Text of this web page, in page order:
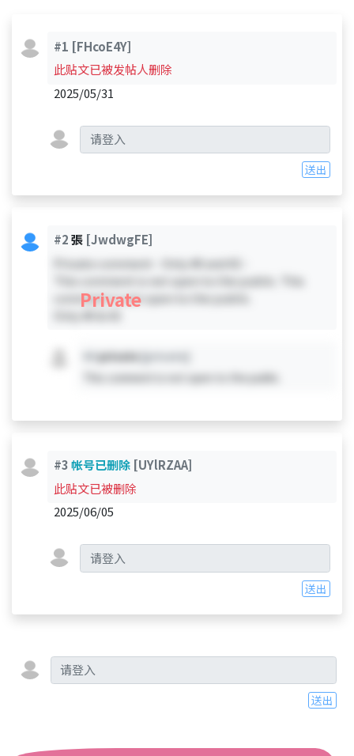
#1 [FHcoE4Y]
此贴文已被发帖人删除
2025/05/31
送出
#2張 [JwdwgFE]
Private comment - Only #0 and #2 -
This comment is not open to the public. This
comment is not open to the public.
Private
#Xprivate[private]
This comment is not open to the public.
#3帐号已删除 [UYlRZAA]
此贴文已被删除
2025/06/05
送出
送出